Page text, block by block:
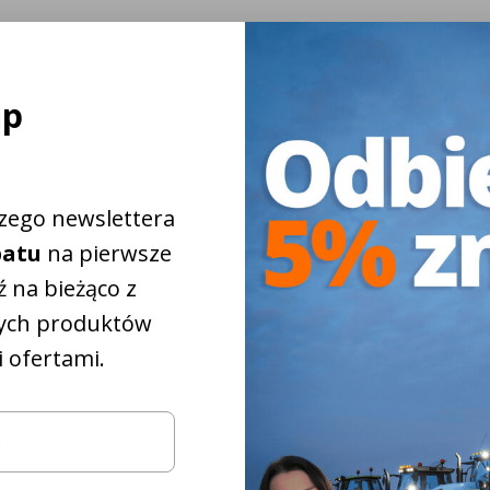
(przezroczysta)
3
do
newslettera
na pierwsze
na bieżąco z
produktów
ofertami.